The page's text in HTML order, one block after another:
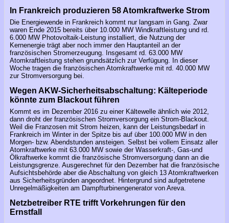
In Frankreich produzieren 58 Atomkraftwerke Strom
Die Energiewende in Frankreich kommt nur langsam in Gang. Zwar
waren Ende 2015 bereits über 10.000 MW Windkraftleistung und rd.
6.000 MW Photovoltaik-Leistung installiert, die Nutzung der
Kernenergie trägt aber noch immer den Hauptanteil an der
französischen Stromerzeugung. Insgesamt rd. 63.000 MW
Atomkraftleistung stehen grundsätzlich zur Verfügung. In dieser
Woche tragen die französischen Atomkraftwerke mit rd. 40.000 MW
zur Stromversorgung bei.
Wegen AKW-Sicherheitsabschaltung: Kälteperiode
könnte zum Blackout führen
Kommt es im Dezember 2016 zu einer Kältewelle ähnlich wie 2012,
dann droht der französischen Stromversorgung ein Strom-Blackout.
Weil die Franzosen mit Strom heizen, kann der Leistungsbedarf in
Frankreich im Winter in der Spitze bis auf über 100.000 MW in den
Morgen- bzw. Abendstunden ansteigen. Selbst bei vollem Einsatz aller
Atomkraftwerke mit 63.000 MW sowie der Wasserkraft-, Gas-und
Ölkraftwerke kommt die französische Stromversorgung dann an die
Leistungsgrenze. Ausgerechnet für den Dezember hat die französische
Aufsichtsbehörde aber die Abschaltung von gleich 13 Atomkraftwerken
aus Sicherheitsgründen angeordnet. Hintergrund sind aufgetretene
Unregelmäßigkeiten am Dampfturbinengenerator von Areva.
Netzbetreiber RTE trifft Vorkehrungen für den
Ernstfall